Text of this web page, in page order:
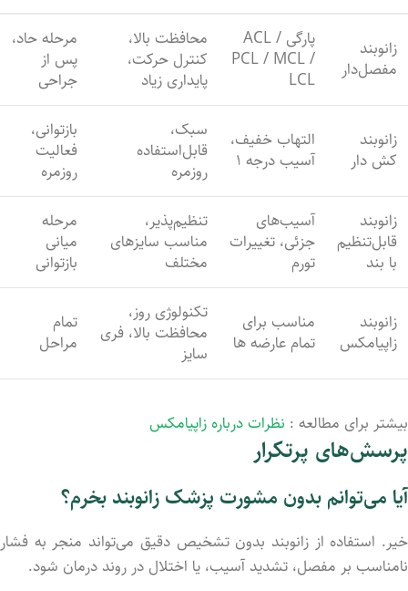
زانوبند
مفصل‌دار
پارگی ACL /
PCL / MCL /
LCL
محافظت بالا،
کنترل حرکت،
پایداری زیاد
مرحلهحاد،
پس از
جراحی
زانوبند
کش دار
التهاب خفیف،
آسیب درجه ۱
سبک،
قابل‌استفاده
روزمره
بازتوانی،
فعالیت
روزمره
زانوبند
قابل‌تنظیم
با بند
آسیب‌های
جزئی، تغییرات
تورم
تنظیم‌پذیر،
مناسب سایزهای
مختلف
مرحله
میانی
بازتوانی
زانوبند
زاپیامکس
مناسب برای
تمام عارضه ها
تکنولوژی روز،
محافظت بالا، فری
سایز
تمام
مراحل
بیشتر برای مطالعه : نظرات درباره زاپیامکس
پرسش‌های پرتکرار
آیا می‌توانم بدون مشورت پزشک زانوبند بخرم؟
خیر. استفاده اززانوبند بدونتشخیصدقیق می‌تواند منجر به فشار
نامناسب بر مفصل، تشدید آسیب، یا اختلال در روند درمان شود.